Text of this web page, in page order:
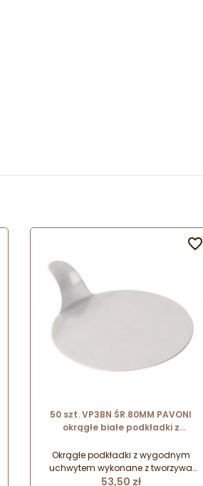
50 szt. VP3BN ŚR.80MM PAVONI
okrągłe białe podkładki z
monoporcji
Okrągłe podkładki z wygodnym
uchwytem wykonane z tworzywa
przeznaczonego do kontaktu z
Cena
53,50 zł
